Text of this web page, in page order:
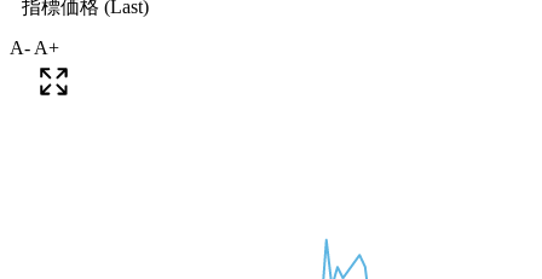
A- A+